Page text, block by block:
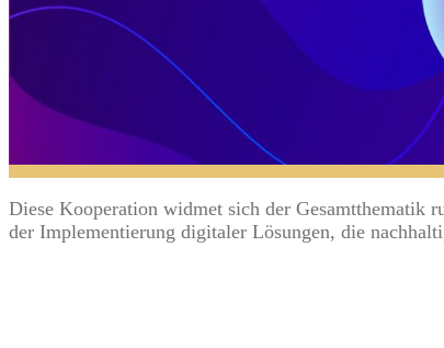
Diese Kooperation widmet sich der
der Implementierung digitaler Lösungen, die